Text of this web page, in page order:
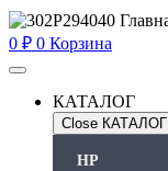
0 ₽ 0 Корзина
КАТАЛОГ
Close КАТАЛОГ
HP